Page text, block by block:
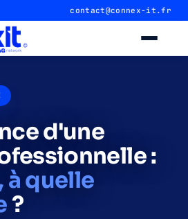
contact@connex-it.fr
industrie
7
d'une
:
quelle
?